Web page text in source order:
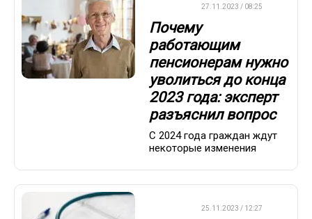
27.11.2023 / 08:25
Почему
работающим
пенсионерам нужно
уволиться до конца
2023 года: эксперт
разъяснил вопрос
С 2024 года граждан ждут
некоторые изменения
25.11.2023 / 12:27